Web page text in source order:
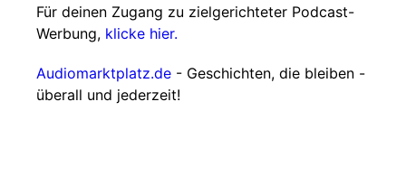
Für deinen Zugang zu zielgerichteter Podcast-
Werbung, klicke hier.
Audiomarktplatz.de - Geschichten, die bleiben -
überall und jederzeit!